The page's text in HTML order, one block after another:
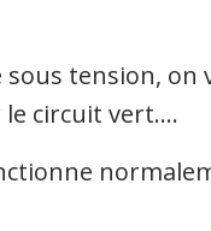
tension, on
le circuit vert….